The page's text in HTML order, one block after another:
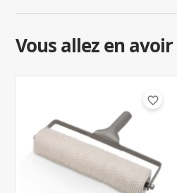
Vous allez en avoir
favorite_border